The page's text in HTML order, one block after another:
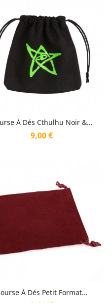
À Dés Cthulhu Noir &...
Prix
9,00 €
Aperçu rapide
À Dés Petit Format...
Aperçu rapide